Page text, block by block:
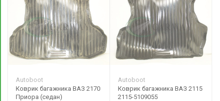
Autoboot
Коврик багажника ВАЗ 2170
Приора (седан)
Autoboot
Коврик багажника ВАЗ 2115
2115-5109055